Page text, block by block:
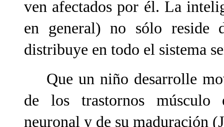
ven afectados por él. La
en general) no sólo reside
distribuye en todo el sistema
Que un niño desarrolle
de los trastornos músculo
neuronal y de su maduración